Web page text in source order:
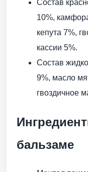
Состав
10%,
кепута 7%,
кассии 5%.
Состав
9%, масло
гвоздичное
бальзаме